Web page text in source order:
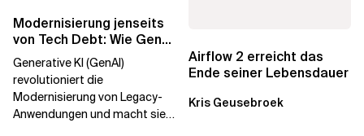
Modernisierung jenseits
von Tech Debt: Wie GenAI
die
Unternehmenstransformation...
Generative KI (GenAI)
revolutioniert die
Modernisierung von Legacy-
Anwendungen und macht sie
Airflow 2 erreicht das
Ende seiner Lebensdauer
Kris Geusebroek